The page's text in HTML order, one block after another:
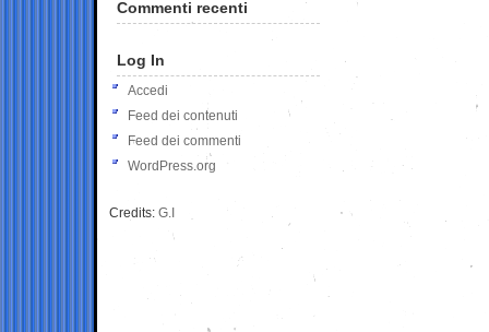
Commenti recenti
Log In
Accedi
Feed dei contenuti
Feed dei commenti
WordPress.org
Credits: G.I